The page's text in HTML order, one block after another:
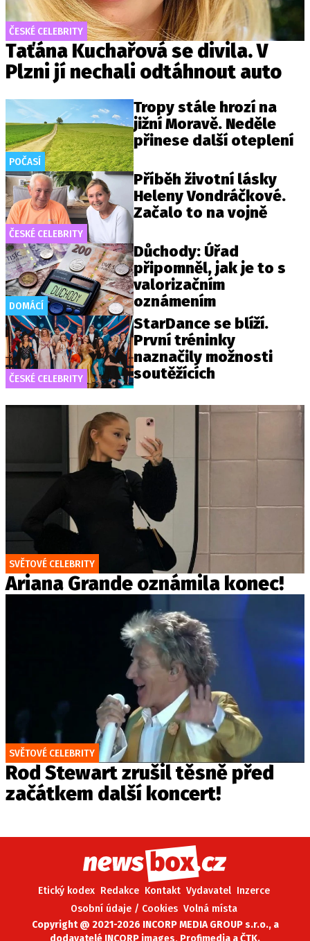
ČESKÉ CELEBRITY
Taťána Kuchařová se divila. V
Plzni jí nechali odtáhnout auto
POČASÍ
Tropy stále hrozí na
jižní Moravě. Neděle
přinese další oteplení
ČESKÉ CELEBRITY
Příběh životní lásky
Heleny Vondráčkové.
Začalo to na vojně
DOMÁCÍ
Důchody: Úřad
připomněl, jak je to s
valorizačním
oznámením
ČESKÉ CELEBRITY
StarDance se blíží.
První tréninky
naznačily možnosti
soutěžících
SVĚTOVÉ CELEBRITY
Ariana Grande oznámila konec!
SVĚTOVÉ CELEBRITY
Rod Stewart zrušil těsně před
začátkem další koncert!
Etický kodex Redakce Kontakt Vydavatel Inzerce
Osobní údaje / Cookies Volná místa
Copyright @ 2021-2026 INCORP MEDIA GROUP s.r.o., a